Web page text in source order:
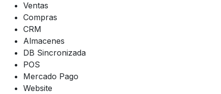
Ventas
Compras
CRM
Almacenes
DB Sincronizada
POS
Mercado Pago
Website